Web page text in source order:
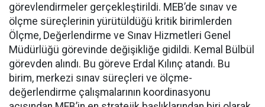
görevlendirmeler gerçekleştirildi. MEB’de sınav ve
ölçme süreçlerinin yürütüldüğü kritik birimlerden
Ölçme, Değerlendirme ve Sınav Hizmetleri Genel
Müdürlüğü görevinde değişikliğe gidildi. Kemal Bülbül
görevden alındı. Bu göreve Erdal Kılınç atandı. Bu
birim, merkezi sınav süreçleri ve ölçme-
değerlendirme çalışmalarının koordinasyonu